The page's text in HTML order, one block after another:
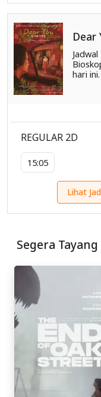
Dear
hari ini.
REGULAR 2D
15:05
Lihat
Segera Tayang